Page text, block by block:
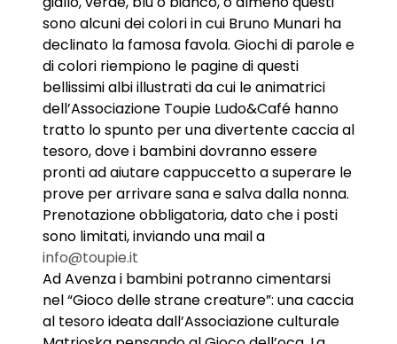
sono alcuni dei colori in cui Bruno Munari ha
declinato la famosa favola. Giochi di parole e
di colori riempiono le pagine di questi
bellissimi albi illustrati da cui le animatrici
dell’Associazione Toupie Ludo&Café hanno
tratto lo spunto per una divertente caccia al
tesoro, dove i bambini dovranno essere
pronti ad aiutare cappuccetto a superare le
prove per arrivare sana e salva dalla nonna.
Prenotazione obbligatoria, dato che i posti
sono limitati, inviando una mail a
info@toupie.it
Ad Avenza i bambini potranno cimentarsi
nel “Gioco delle strane creature”: una caccia
al tesoro ideata dall’Associazione culturale